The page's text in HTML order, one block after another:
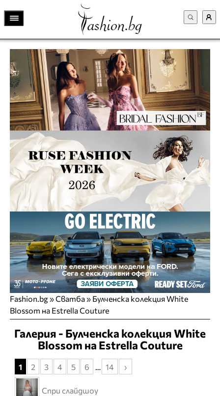
Fashion.bg»Сватба» Булченска колекция White
Blossom на Estrella Couture
Галерия - Булченска колекция White
Blossom на Estrella Couture
Спри слайдшоу
1 2 3 4 5 6 … 14 ›